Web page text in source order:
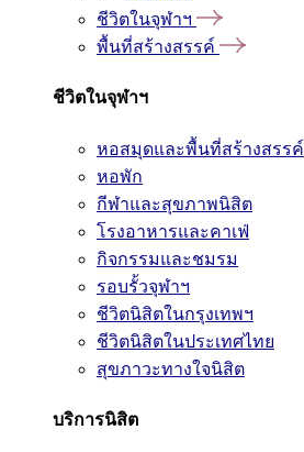
ชีวิตในจุฬาฯ
พื้นที่สร้างสรรค์
ชีวิตในจุฬาฯ
หอสมุดและพื้นที่สร้างสรรค์
หอพัก
กีฬาและสุขภาพนิสิต
โรงอาหารและคาเฟ่
กิจกรรมและชมรม
รอบรั้วจุฬาฯ
ชีวิตนิสิตในกรุงเทพฯ
ชีวิตนิสิตในประเทศไทย
สุขภาวะทางใจนิสิต
บริการนิสิต